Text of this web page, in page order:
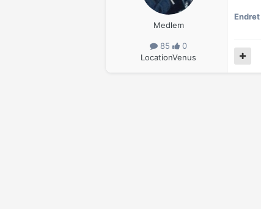
Medlem
85
0
LocationVenus
Endret